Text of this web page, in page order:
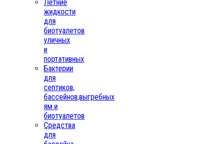
Летние
жидкости
для
биотуалетов
уличных
и
портативных
Бактерии
для
септиков,
бассейнов,выгребных
ям и
биотуалетов
Средства
для